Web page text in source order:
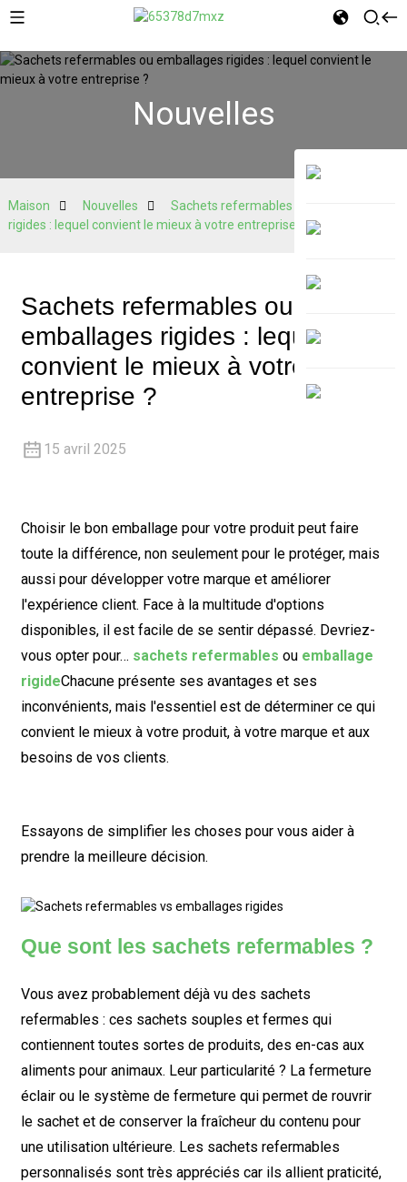
Nouvelles
Maison Nouvelles
Sachets refermables ou emballages
rigides : lequel convient le mieux à votre entreprise ?
Sachets refermables ou
emballages rigides : lequel
convient le mieux à votre
entreprise ?
15 avril 2025
Choisir le bon emballage pour votre produit peut faire
toute la différence, non seulement pour le protéger, mais
aussi pour développer votre marque et améliorer
l'expérience client. Face à la multitude d'options
disponibles, il est facile de se sentir dépassé. Devriez-
vous opter pour… sachets refermables ou emballage
rigideChacune présente ses avantages et ses
inconvénients, mais l'essentiel est de déterminer ce qui
convient le mieux à votre produit, à votre marque et aux
besoins de vos clients.
Essayons de simplifier les choses pour vous aider à
prendre la meilleure décision.
Que sont les sachets refermables ?
Vous avez probablement déjà vu des sachets
refermables : ces sachets souples et fermes qui
contiennent toutes sortes de produits, des en-cas aux
aliments pour animaux. Leur particularité ? La fermeture
éclair ou le système de fermeture qui permet de rouvrir
le sachet et de conserver la fraîcheur du contenu pour
une utilisation ultérieure. Les sachets refermables
personnalisés sont très appréciés car ils allient praticité,